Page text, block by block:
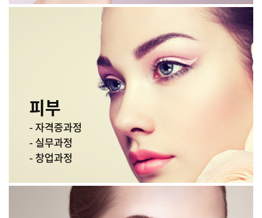
피부
- 자격증과정
- 실무과정
- 창업과정